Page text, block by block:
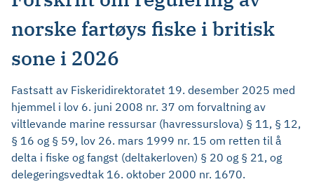
norske fartøys fiske i britisk
sone i 2026
Fastsatt av Fiskeridirektoratet 19. desember 2025 med
hjemmel i lov 6. juni 2008 nr. 37 om forvaltning av
viltlevande marine ressursar (havressurslova) § 11, § 12,
§ 16 og § 59, lov 26. mars 1999 nr. 15 om retten til å
delta i fiske og fangst (deltakerloven) § 20 og § 21, og
delegeringsvedtak 16. oktober 2000 nr. 1670.